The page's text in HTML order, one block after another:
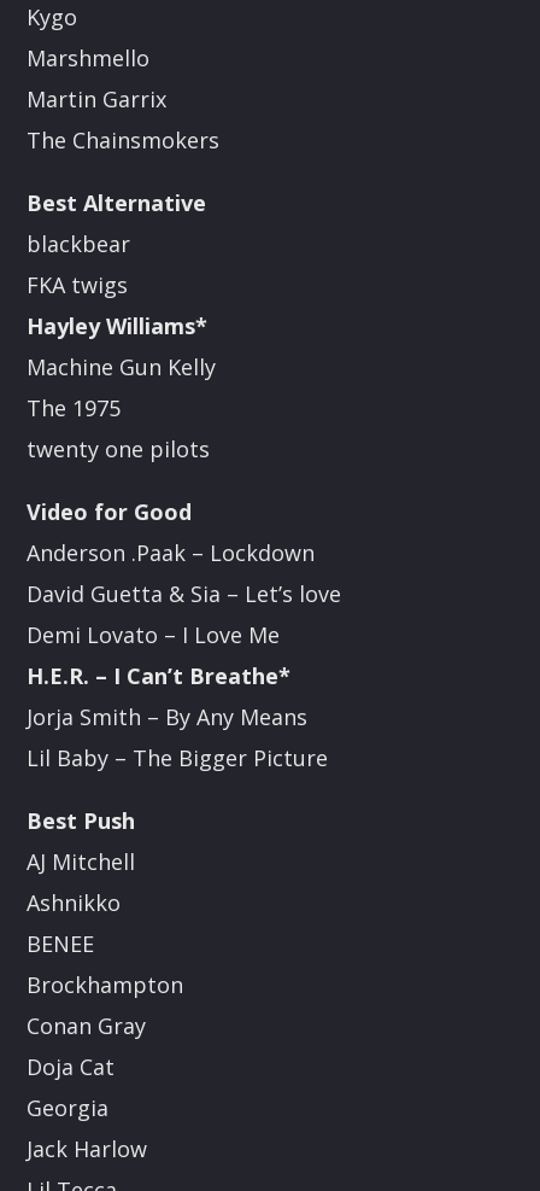
Kygo
Marshmello
Martin Garrix
The Chainsmokers
Best Alternative
blackbear
FKA twigs
Hayley Williams*
Machine Gun Kelly
The 1975
twenty one pilots
Video for Good
Anderson .Paak – Lockdown
David Guetta & Sia – Let’s love
Demi Lovato – I Love Me
H.E.R. – I Can’t Breathe*
Jorja Smith – By Any Means
Lil Baby – The Bigger Picture
Best Push
AJ Mitchell
Ashnikko
BENEE
Brockhampton
Conan Gray
Doja Cat
Georgia
Jack Harlow